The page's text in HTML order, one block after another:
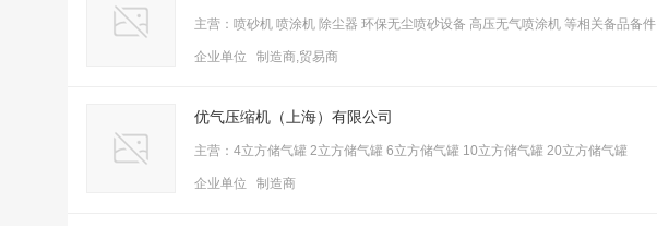
主营：喷砂机 喷涂机 除尘器 环保无尘喷砂设备 高压无气喷涂机 等相关备品备件
企业单位 制造商,贸易商
优气压缩机（上海）有限公司
主营：4立方储气罐 2立方储气罐 6立方储气罐 10立方储气罐 20立方储气罐
企业单位 制造商